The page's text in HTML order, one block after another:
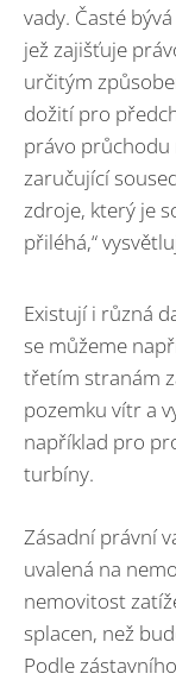
vady. Časté
jež zajišťuje
určitým
dožití pro
právo průchodu
zaručující
zdroje, který je
přiléhá,“
Existují i různá
se můžeme
třetím stranám
pozemku vítr a
například pro
turbíny.
Zásadní právní
uvalená na
nemovitost
splacen, než
Podle